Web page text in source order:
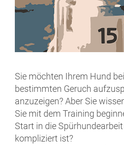
Sie möchten Ihrem Hund
bestimmten Geruch
anzuzeigen? Aber Sie
Sie mit dem Training
Start in die
kompliziert ist?